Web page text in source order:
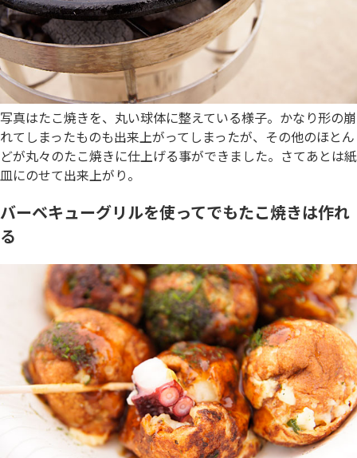
写真はたこ焼きを、丸い球体に整えている様子。かなり形の崩
れてしまったものも出来上がってしまったが、その他のほとん
どが丸々のたこ焼きに仕上げる事ができました。さてあとは紙
皿にのせて出来上がり。
バーベキューグリルを使ってでもたこ焼きは作れ
る